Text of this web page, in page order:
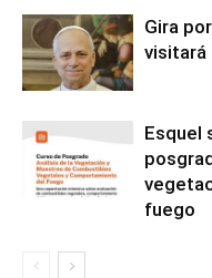
Gira
visitará
Esquel
fuego